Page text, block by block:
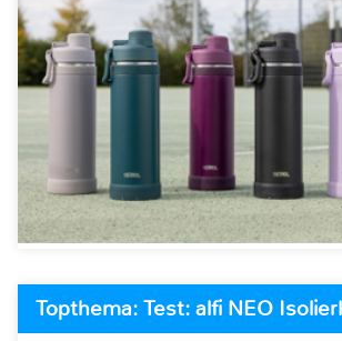
Topthema: Test: alfi NEO